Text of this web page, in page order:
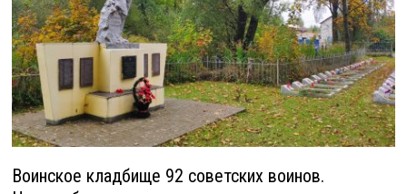
Воинское кладбище 92 советских воинов.